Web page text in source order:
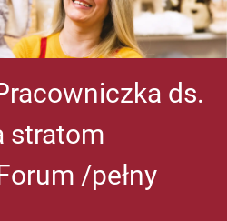
ds.
stratom
/pełny